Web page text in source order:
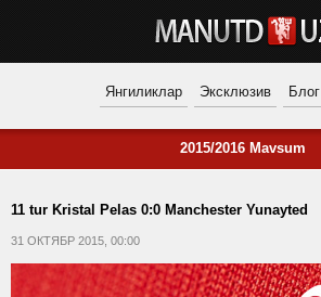
Янгиликлар Эксклюзив Блог
2015/2016 Mavsum
11 tur Kristal Pelas 0:0 Manchester Yunayted
31 ОКТЯБР 2015, 00:00